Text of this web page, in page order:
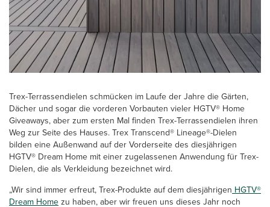
Trex-Terrassendielen schmücken im Laufe der Jahre die Gärten,
Dächer und sogar die vorderen Vorbauten vieler HGTV® Home
Giveaways, aber zum ersten Mal finden Trex-Terrassendielen ihren
Weg zur Seite des Hauses. Trex Transcend® Lineage®-Dielen
bilden eine Außenwand auf der Vorderseite des diesjährigen
HGTV® Dream Home mit einer zugelassenen Anwendung für Trex-
Dielen, die als Verkleidung bezeichnet wird.
„Wir sind immer erfreut, Trex-Produkte auf dem diesjährigen HGTV®
Dream Homezu haben, aber wir freuen uns dieses Jahr noch